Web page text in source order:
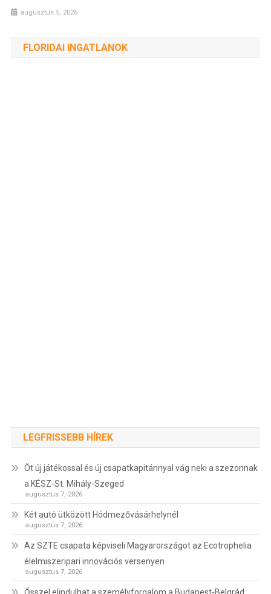
augusztus 5, 2026
FLORIDAI INGATLANOK
LEGFRISSEBB HÍREK
Öt új játékossal és új csapatkapitánnyal vág neki a szezonnak
a KÉSZ-St. Mihály-Szeged
augusztus 7, 2026
Két autó ütközött Hódmezővásárhelynél
augusztus 7, 2026
Az SZTE csapata képviseli Magyarországot az Ecotrophelia
élelmiszeripari innovációs versenyen
augusztus 7, 2026